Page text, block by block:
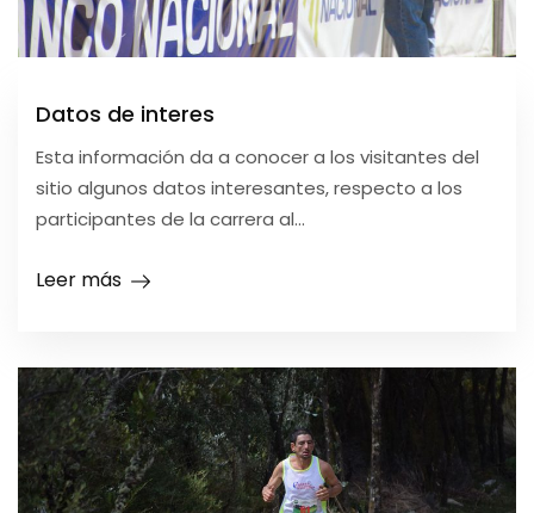
Datos de interes
Esta información da a conocer a los visitantes del
sitio algunos datos interesantes, respecto a los
participantes de la carrera al...
Leer más